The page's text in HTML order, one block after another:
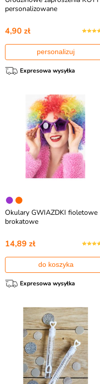
personalizowane
4,90 zł
personalizuj
Expresowa wysyłka
Okulary GWIAZDKI fioletowe
brokatowe
14,89 zł
do koszyka
Expresowa wysyłka